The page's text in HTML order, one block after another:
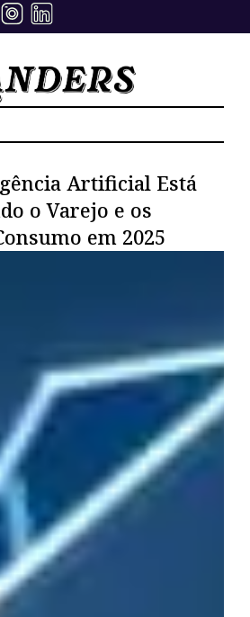
Artificial Está
o Varejo e os
em 2025